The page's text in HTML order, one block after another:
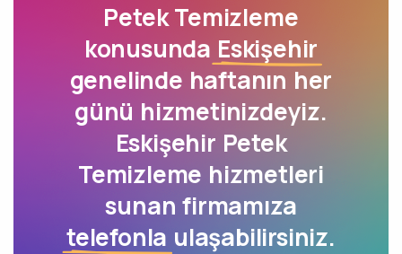
Petek Temizleme
konusunda Eskişehir
genelinde haftanın her
günü hizmetinizdeyiz.
Eskişehir Petek
Temizleme hizmetleri
sunan firmamıza
telefonla ulaşabilirsiniz.